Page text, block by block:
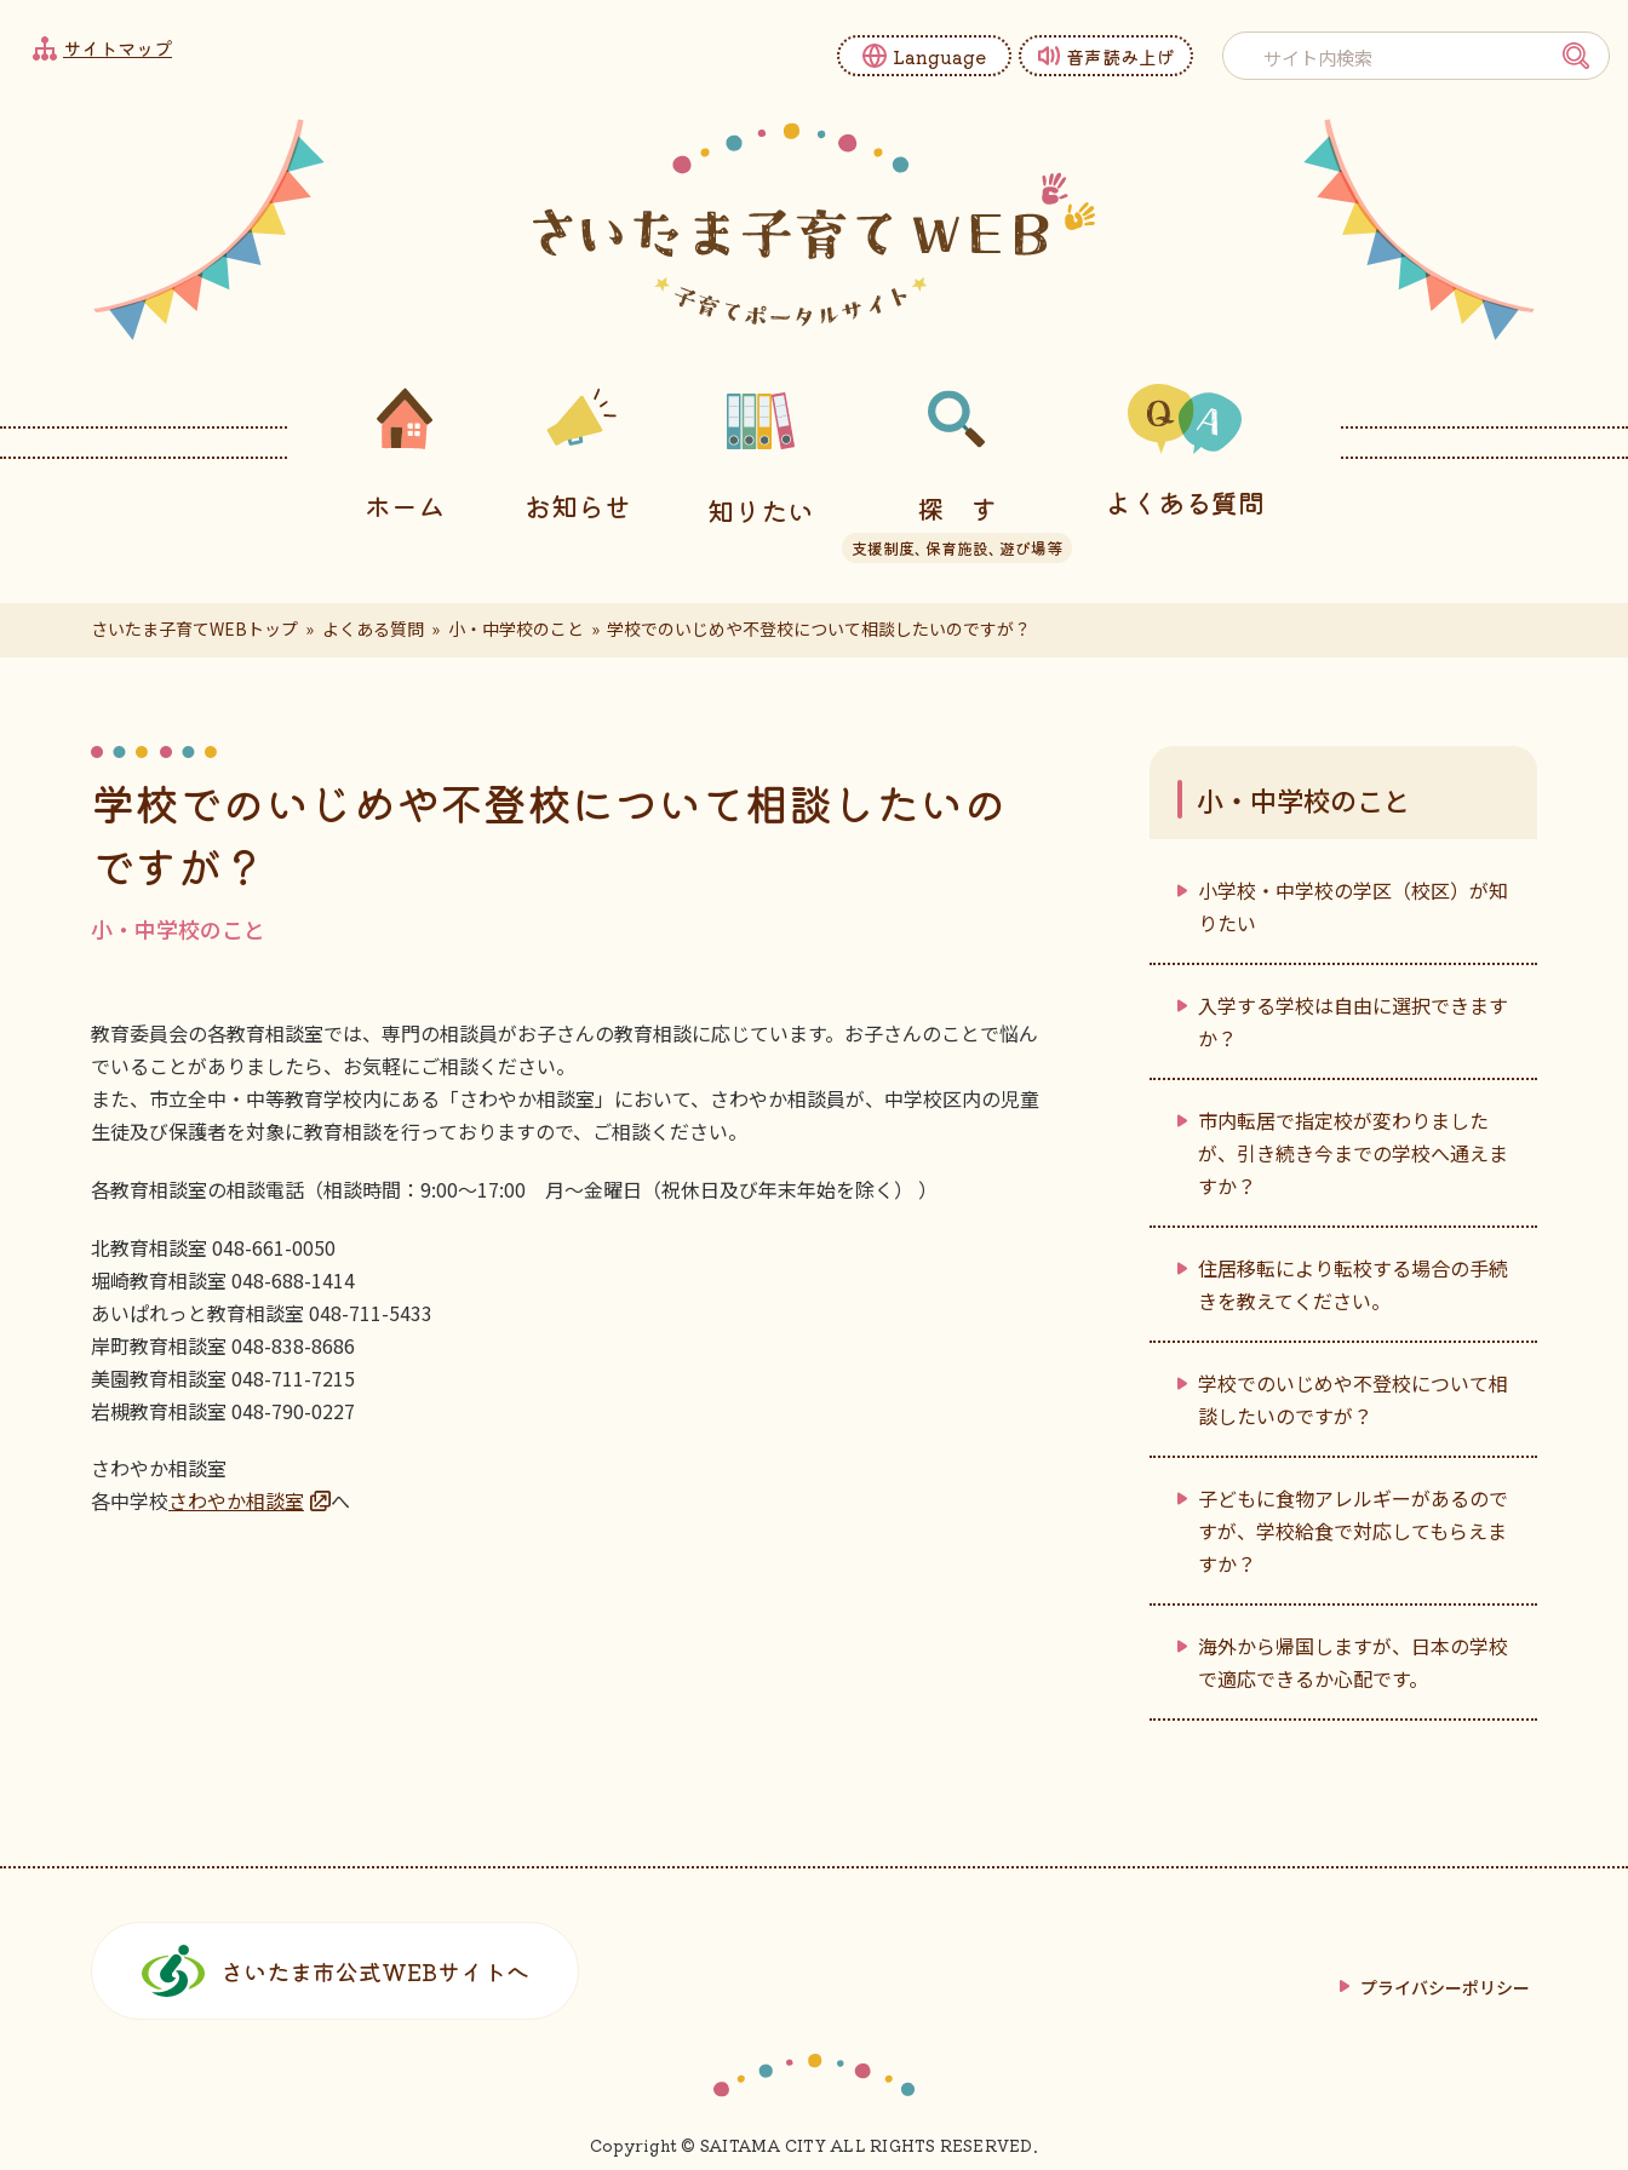
サイトマップ Language 音声読み上げ
ホーム お知らせ 知りたい 探す
支援制度、 保育施設、 遊び場等
よくある質問
さいたま子育てWEBトップ よくある質問 小・中学校のこと 学校でのいじめや不登校について相談したいのですが？
学校でのいじめや不登校について相談したいの
ですが？
小・中学校のこと
教育委員会の各教育相談室では、専門の相談員がお子さんの教育相談に応じています。お子さんのことで悩ん
でいることがありましたら、お気軽にご相談ください。
また、市立全中・中等教育学校内にある「さわやか相談室」において、さわやか相談員が、中学校区内の児童
生徒及び保護者を対象に教育相談を行っておりますので、ご相談ください。
各教育相談室の相談電話（相談時間：9:00～17:00 月～金曜日（祝休日及び年末年始を除く） ）
北教育相談室 048-661-0050
堀崎教育相談室 048-688-1414
あいぱれっと教育相談室 048-711-5433
岸町教育相談室 048-838-8686
美園教育相談室 048-711-7215
岩槻教育相談室 048-790-0227
さわやか相談室
各中学校さわやか相談室 へ
小・中学校のこと
小学校・中学校の学区（校区）が知
りたい
入学する学校は自由に選択できます
か？
市内転居で指定校が変わりました
が、引き続き今までの学校へ通えま
すか？
住居移転により転校する場合の手続
きを教えてください。
学校でのいじめや不登校について相
談したいのですが？
子どもに食物アレルギーがあるので
すが、学校給食で対応してもらえま
すか？
海外から帰国しますが、日本の学校
で適応できるか心配です。
さいたま市公式WEBサイトへ プライバシーポリシー
Copyright © SAITAMA CITY ALL RIGHTS RESERVED.